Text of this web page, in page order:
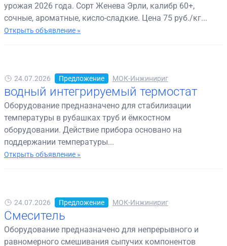
урожая 2026 года. Сорт Женева Эрли, калибр 60+,
сочные, ароматные, кисло-сладкие. Цена 75 руб./кг...
Открыть объявление »
24.07.2026 Предложение МОК-Инжинириг
водный интегрируемый термостат
Оборудование предназначено для стабилизации
температуры в рубашках труб и ёмкостном
оборудовании. Действие прибора основано на
поддержании температуры...
Открыть объявление »
24.07.2026 Предложение МОК-Инжинириг
Смеситель
Оборудование предназначено для непрерывного и
равномерного смешивания сыпучих компонентов